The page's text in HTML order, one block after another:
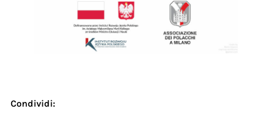
Condividi: